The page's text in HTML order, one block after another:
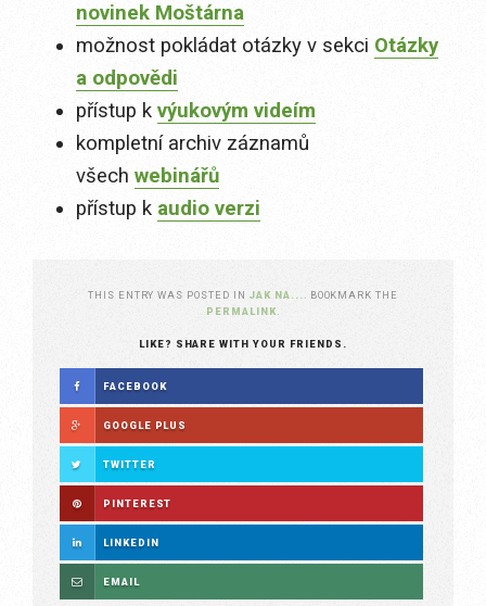
novinek Moštárna
možnost pokládat otázky v sekci Otázky
a odpovědi
přístup k výukovým videím
kompletní archiv záznamů
všech webinářů
přístup k audio verzi
THIS ENTRY WAS POSTED IN JAK NA...
. BOOKMARK THE
PERMALINK
LIKE? SHARE WITH YOUR FRIENDS.
FACEBOOK
GOOGLE PLUS
TWITTER
PINTEREST
LINKEDIN
EMAIL